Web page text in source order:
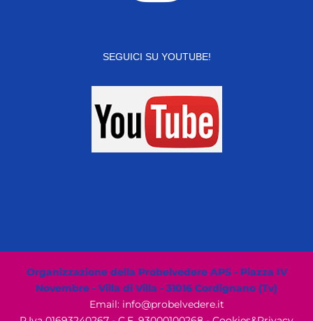
SEGUICI SU YOUTUBE!
Organizzazione della Probelvedere APS - Piazza IV
Novembre - Villa di Villa - 31016 Cordignano (Tv)
Email: info@probelvedere.it